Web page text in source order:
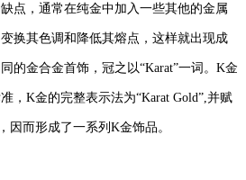
点，通常在纯金中加入一些其他的金属
换其色调和降低其熔点，这样就出现成
的金合金首饰，冠之以“Karat”一词。K金
，K金的完整表示法为“Karat Gold”,并赋
因而形成了一系列K金饰品。